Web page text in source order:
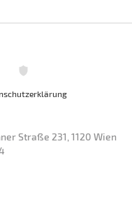
Straße 231, 1120 Wien